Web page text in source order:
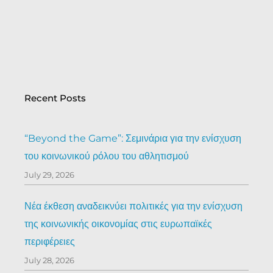
Recent Posts
“Beyond the Game”: Σεμινάρια για την ενίσχυση
του κοινωνικού ρόλου του αθλητισμού
July 29, 2026
Νέα έκθεση αναδεικνύει πολιτικές για την ενίσχυση
της κοινωνικής οικονομίας στις ευρωπαϊκές
περιφέρειες
July 28, 2026